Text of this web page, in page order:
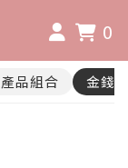
0
品組合 金錢